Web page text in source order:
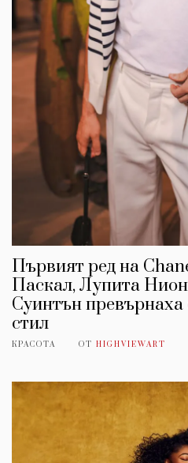
Първият ред на
Паскал, Лупита
Суинтън
стил
КРАСОТА ОТ HIGHVIEWART